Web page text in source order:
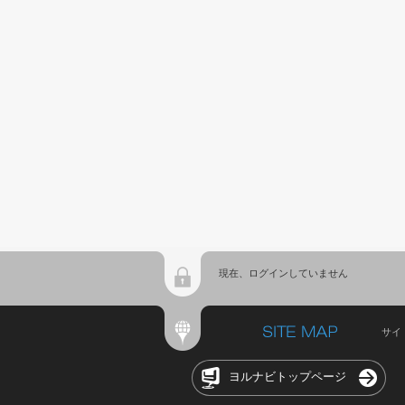
現在、ログインしていません
サイ
ヨルナビトップページ